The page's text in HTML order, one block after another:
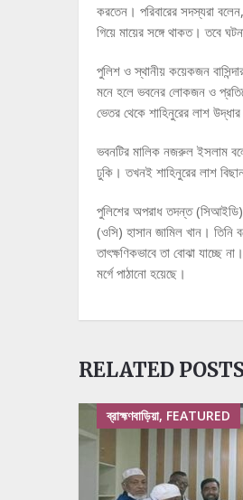
করতেন। পরিবারের সদস্যরা
গিয়ে মায়ের সঙ্গে থাকত। তবে
পুলিশ ও স্থানীয় কয়েকজন
মনে হলে ভবনের লোকজন ও
ভেতর থেকে শাহিনুরের লাশ
ভবনটির মালিক নজরুল ইসলাম
ঢুকি। তখনই শাহিনুরের লাশ
পুলিশের অপরাধ তদন্ত (সিআইডি)
(ওসি) হাসান জামিল খান। তিনি
তাৎক্ষণিকভাবে তা বোঝা যাচ্ছে
মর্গে পাঠানো হয়েছে।
RELATED
ব্রাহ্মণবাড়িয়া, FEATURED